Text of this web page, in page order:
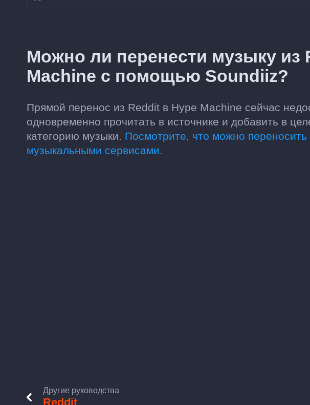
Можно ли перенести музыку из
Machine с помощью Soundiiz?
Прямой перенос из Reddit в Hype Machine сейчас
одновременно прочитать в источнике и добавить в
категорию музыки. Посмотрите, что можно
музыкальными сервисами.
Другие руководства
Reddit